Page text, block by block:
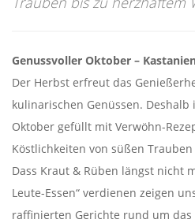
Genussvoller Oktober –
Der Herbst erfreut das
kulinarischen Genüssen.
Oktober gefüllt mit Verwöhn-
Köstlichkeiten von süßen
Dass Kraut & Rüben längst nicht
Leute-Essen“ verdienen zeigen
raffinierten Gerichte rund um das